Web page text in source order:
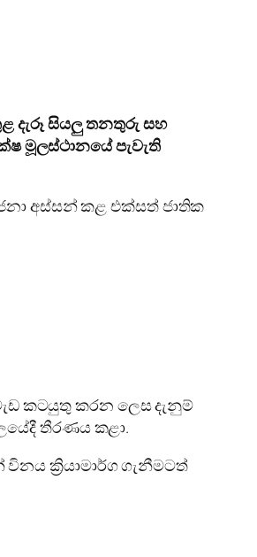
දැරූ සියලු තනතුරු සහ
මූලස්ථානයේ පැවැති
අස්සන් කළ එක්සත් ජාතික
කටයුතු කරන ලෙස දැනුම්
තීරණය කළා.
ක්‍රියාමාර්ග ගැනීමටත්